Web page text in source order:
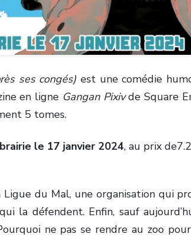
ses congés) est une comédie
en ligne Gangan Pixivde Square
5 tomes.
le 17 janvier 2024, au prix
du Mal, une organisation qui
la défendent. Enfin, sauf
ne pas se rendre au zoo